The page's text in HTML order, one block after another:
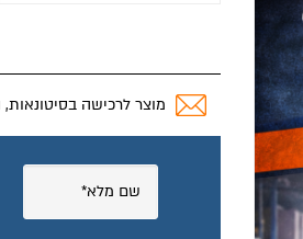
מוצר לרכישה